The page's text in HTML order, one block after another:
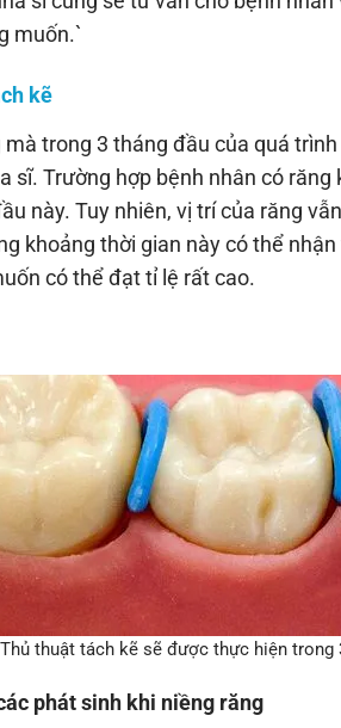
muốn.`
kẽ
trong 3 tháng đầu của quá
sĩ. Trường hợp bệnh nhân có
này. Tuy nhiên, vị trí của răng
khoảng thời gian này có thể
có thể đạt tỉ lệ rất cao.
Thủ thuật tách kẽ sẽ được thực hiện trong
phát sinh khi niềng răng